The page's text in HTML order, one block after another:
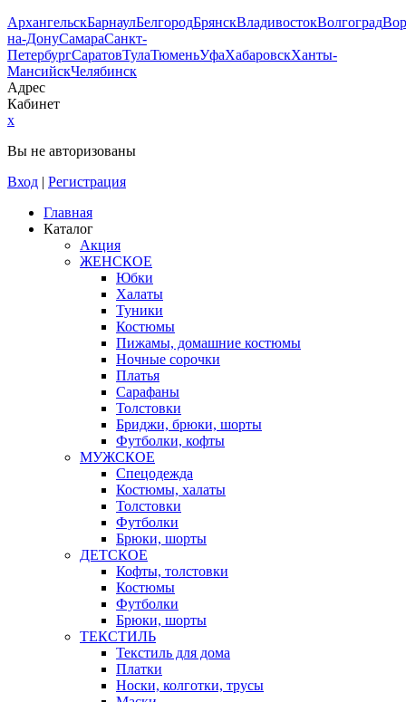
АрхангельскБарнаулБелгородБрянскВладивостокВолгоград
на-ДонуСамараСанкт-
ПетербургСаратовТулаТюменьУфаХабаровскХанты-
МансийскЧелябинск
Адрес
Кабинет
x
Вы не авторизованы
Вход | Регистрация
Главная
Каталог
Акция
ЖЕНСКОЕ
Юбки
Халаты
Туники
Костюмы
Пижамы, домашние костюмы
Ночные сорочки
Платья
Сарафаны
Толстовки
Бриджи, брюки, шорты
Футболки, кофты
МУЖСКОЕ
Спецодежда
Костюмы, халаты
Толстовки
Футболки
Брюки, шорты
ДЕТСКОЕ
Кофты, толстовки
Костюмы
Футболки
Брюки, шорты
ТЕКСТИЛЬ
Текстиль для дома
Платки
Носки, колготки, трусы